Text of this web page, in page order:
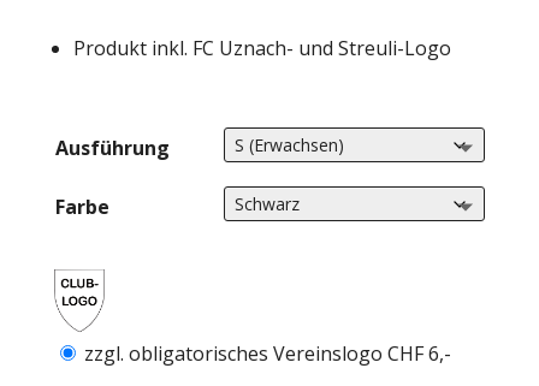
bis
Produkt inkl. FC Uznach- und Streuli-Logo
Ausführung
Farbe
zzgl. obligatorisches Vereinslogo CHF 6,-